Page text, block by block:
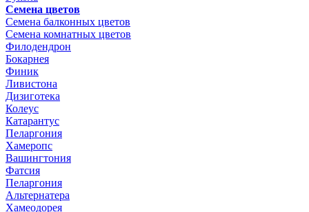
Семена цветов
Семена балконных цветов
Семена комнатных цветов
Филодендрон
Бокарнея
Финик
Ливистона
Дизиготека
Колеус
Катарантус
Пеларгония
Хамеропс
Вашингтония
Фатсия
Пеларгония
Альтернатера
Хамеодорея